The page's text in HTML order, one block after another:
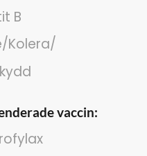
B
Kolera/
vaccin: